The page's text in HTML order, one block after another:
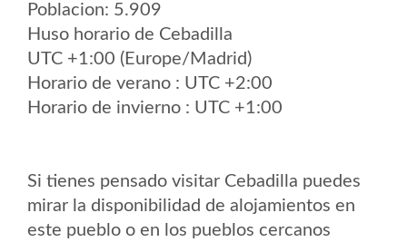
Poblacion: 5.909
Huso horario de Cebadilla
UTC +1:00 (Europe/Madrid)
Horario de verano : UTC +2:00
Horario de invierno : UTC +1:00
Si tienes pensado visitar Cebadilla puedes
mirar la disponibilidad de alojamientos en
este pueblo o en los pueblos cercanos